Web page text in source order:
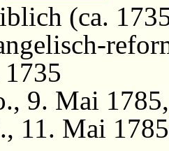
(ca.
1735
9. Mai
11. Mai